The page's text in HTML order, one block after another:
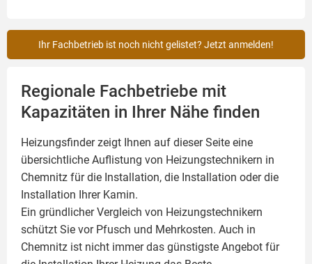
Ihr Fachbetrieb ist noch nicht gelistet? Jetzt anmelden!
Regionale Fachbetriebe mit
Kapazitäten in Ihrer Nähe finden
Heizungsfinder zeigt Ihnen auf dieser Seite eine
übersichtliche Auflistung von Heizungstechnikern in
Chemnitz für die Installation, die Installation oder die
Installation Ihrer Kamin.
Ein gründlicher Vergleich von Heizungstechnikern
schützt Sie vor Pfusch und Mehrkosten. Auch in
Chemnitz ist nicht immer das günstigste Angebot für